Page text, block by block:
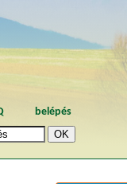
belépés